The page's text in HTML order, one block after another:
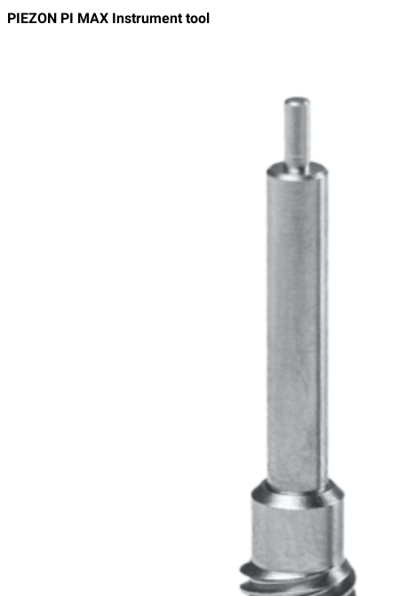
PIEZON PI MAX Instrument tool